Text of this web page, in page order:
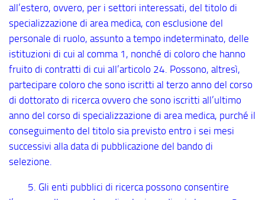
all’estero, ovvero, per i settori interessati, del titolo di
specializzazione di area medica, con esclusione del
personale di ruolo, assunto a tempo indeterminato, delle
istituzioni di cui al comma 1, nonché di coloro che hanno
fruito di contratti di cui all’articolo 24. Possono, altresì,
partecipare coloro che sono iscritti al terzo anno del corso
di dottorato di ricerca ovvero che sono iscritti all’ultimo
anno del corso di specializzazione di area medica, purché il
conseguimento del titolo sia previsto entro i sei mesi
successivi alla data di pubblicazione del bando di
selezione.
5. Gli enti pubblici di ricerca possono consentire